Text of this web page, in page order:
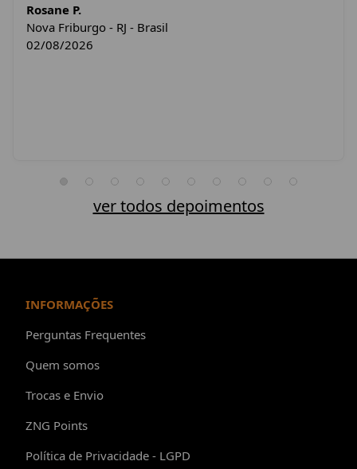
Rosane P.
Nova Friburgo - RJ - Brasil
02/08/2026
ver todos depoimentos
INFORMAÇÕES
Perguntas Frequentes
Quem somos
Trocas e Envio
ZNG Points
Política de Privacidade - LGPD